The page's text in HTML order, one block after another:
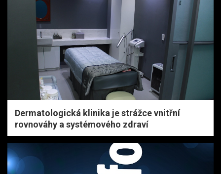
Dermatologická klinika je strážce vnitřní
rovnováhy a systémového zdraví